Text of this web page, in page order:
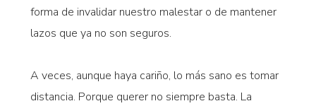
forma de invalidar nuestro malestar o de mantener
lazos que ya no son seguros.
A veces, aunque haya cariño, lo más sano es tomar
distancia. Porque querer no siempre basta. La